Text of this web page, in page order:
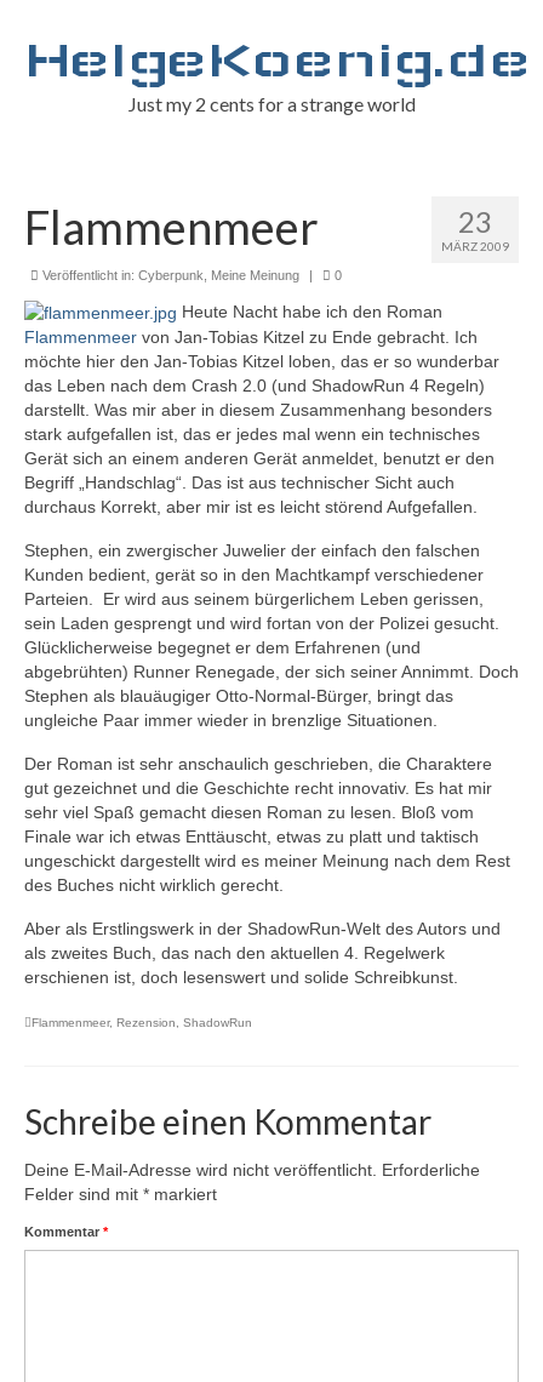
HelgeKoenig.de
Just my 2 cents for a strange world
23
MÄRZ 2009
Flammenmeer
Veröffentlicht in: Cyberpunk Meine Meinung | 0
Heute Nacht habe ich den Roman
Flammenmeer von Jan-Tobias Kitzel zu Ende gebracht. Ich
möchte hier den Jan-Tobias Kitzel loben, das er so wunderbar
das Leben nach dem Crash 2.0 (und ShadowRun 4 Regeln)
darstellt. Was mir aber in diesem Zusammenhang besonders
stark aufgefallen ist, das er jedes mal wenn ein technisches
Gerät sich an einem anderen Gerät anmeldet, benutzt er den
Begriff „Handschlag“. Das ist aus technischer Sicht auch
durchaus Korrekt, aber mir ist es leicht störend Aufgefallen.
Stephen, ein zwergischer Juwelier der einfach den falschen
Kunden bedient, gerät so in den Machtkampf verschiedener
Parteien. Er wird aus seinem bürgerlichem Leben gerissen,
sein Laden gesprengt und wird fortan von der Polizei gesucht.
Glücklicherweise begegnet er dem Erfahrenen (und
abgebrühten) Runner Renegade, der sich seiner Annimmt. Doch
Stephen als blauäugiger Otto-Normal-Bürger, bringt das
ungleiche Paar immer wieder in brenzlige Situationen.
Der Roman ist sehr anschaulich geschrieben, die Charaktere
gut gezeichnet und die Geschichte recht innovativ. Es hat mir
sehr viel Spaß gemacht diesen Roman zu lesen. Bloß vom
Finale war ich etwas Enttäuscht, etwas zu platt und taktisch
ungeschickt dargestellt wird es meiner Meinung nach dem Rest
des Buches nicht wirklich gerecht.
Aber als Erstlingswerk in der ShadowRun-Welt des Autors und
als zweites Buch, das nach den aktuellen 4. Regelwerk
erschienen ist, doch lesenswert und solide Schreibkunst.
Flammenmeer, Rezension, ShadowRun
Schreibe einen Kommentar
Deine E-Mail-Adresse wird nicht veröffentlicht. Erforderliche
Felder sind mit * markiert
Kommentar *